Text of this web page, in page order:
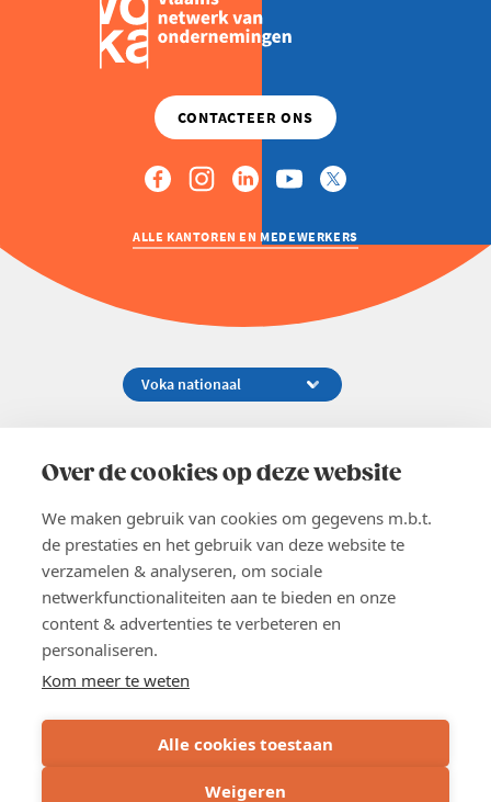
Over de cookies op deze website
We maken gebruik van cookies om gegevens m.b.t.
de prestaties en het gebruik van deze website te
verzamelen & analyseren, om sociale
netwerkfunctionaliteiten aan te bieden en onze
content & advertenties te verbeteren en
personaliseren.
Kom meer te weten
Alle cookies toestaan
Weigeren
ALLE KANTOREN EN MEDEWERKERS
02 229 81 11
EN
Word lid
Voka 2026
Privacyverklaring